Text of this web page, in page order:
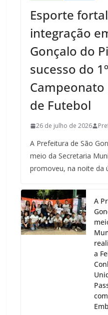
Esporte
integração
Gonçalo do
sucesso do 1º
de Futebol
26 de julho de 2026
A Prefeitura de São
meio da Secretaria
promoveu, na noite da
A
a